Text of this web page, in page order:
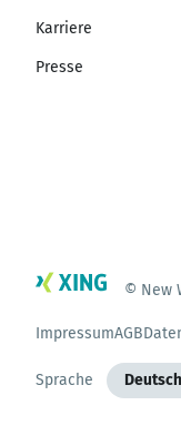
Karriere
Presse
© New
ImpressumAGB
Sprache Deutsch